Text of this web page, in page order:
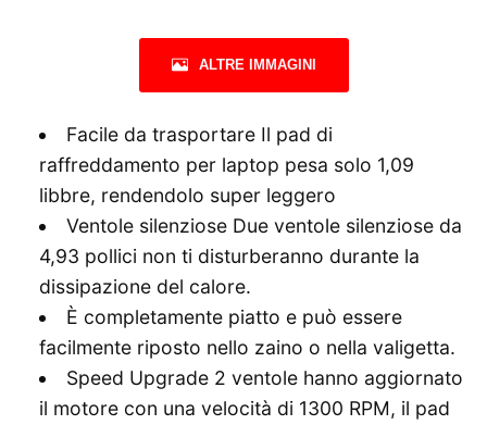
ALTRE IMMAGINI
Facile da trasportare Il pad di
raffreddamento per laptop pesa solo 1,09
libbre, rendendolo super leggero
Ventole silenziose Due ventole silenziose da
4,93 pollici non ti disturberanno durante la
dissipazione del calore.
È completamente piatto e può essere
facilmente riposto nello zaino o nella valigetta.
Speed Upgrade 2 ventole hanno aggiornato
il motore con una velocità di 1300 RPM, il pad